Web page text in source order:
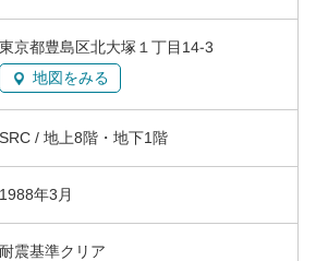
東京都豊島区北大塚１丁目14-3
地図をみる
SRC / 地上8階・地下1階
1988年3月
耐震基準クリア